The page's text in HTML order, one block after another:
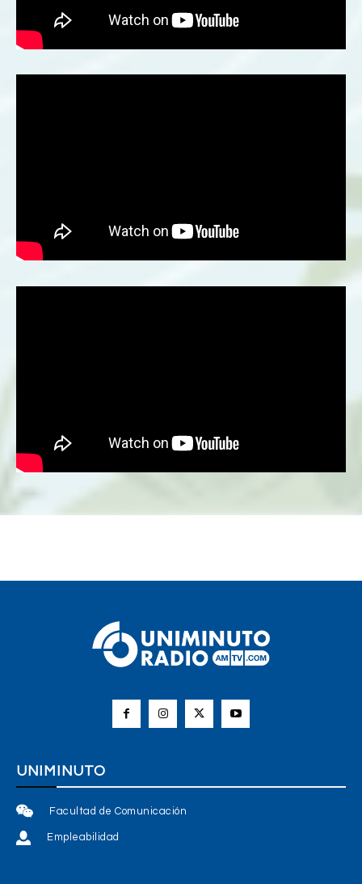
UNIMINUTO
Facultad de Comunicación
Empleabilidad